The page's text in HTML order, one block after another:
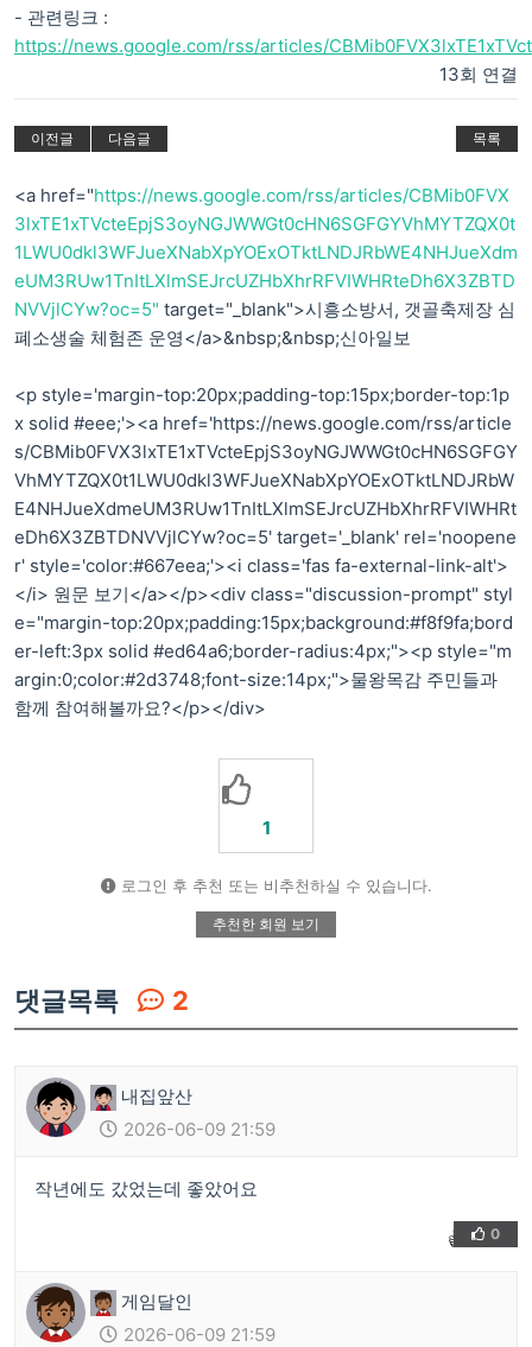
- 관련링크 :
https://news.google.com/rss/articles/
13회 연결
이전글 다음글 목록
<a href="https://news.google.com/rss/articles/CBMib0FVX
3lxTE1xTVcteEpjS3oyNGJWWGt0cHN6SGFGYVhMYTZQX0t
1LWU0dkl3WFJueXNabXpYOExOTktLNDJRbWE4NHJueXdm
eUM3RUw1TnItLXlmSEJrcUZHbXhrRFVIWHRteDh6X3ZBTD
NVVjlCYw?oc=5" target="_blank">시흥소방서, 갯골축제장 심
폐소생술 체험존 운영</a>&nbsp;&nbsp;신아일보
<p style='margin-top:20px;padding-top:15px;border-top:1p
x solid #eee;'><a href='https://news.google.com/rss/article
s/CBMib0FVX3lxTE1xTVcteEpjS3oyNGJWWGt0cHN6SGFGY
VhMYTZQX0t1LWU0dkl3WFJueXNabXpYOExOTktLNDJRbW
E4NHJueXdmeUM3RUw1TnItLXlmSEJrcUZHbXhrRFVIWHRt
eDh6X3ZBTDNVVjlCYw?oc=5' target='_blank' rel='noopene
r' style='color:#667eea;'><i class='fas fa-external-link-alt'>
</i> 원문 보기</a></p><div class="discussion-prompt" styl
e="margin-top:20px;padding:15px;background:#f8f9fa;bord
er-left:3px solid #ed64a6;border-radius:4px;"><p style="m
argin:0;color:#2d3748;font-size:14px;">물왕목감 주민들과
함께 참여해볼까요?</p></div>
1
로그인 후 추천 또는 비추천하실 수 있습니다.
추천한 회원 보기
댓글목록 2
내집앞산
2026-06-09 21:59
작년에도 갔었는데 좋았어요
👍 ❤️
0
게임달인
2026-06-09 21:59